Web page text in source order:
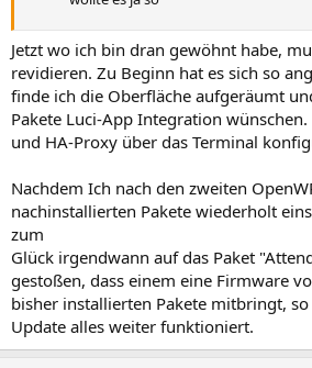
Jetzt wo ich bin dran gewöhnt habe,
revidieren. Zu Beginn hat es sich so
finde ich die Oberfläche aufgeräumt
Pakete Luci-App Integration
und HA-Proxy über das Terminal
Nachdem Ich nach den zweiten
nachinstallierten Pakete wiederholt
zum
Glück irgendwann auf das Paket
gestoßen, dass einem eine Firmware
bisher installierten Pakete mitbringt, so
Update alles weiter funktioniert.